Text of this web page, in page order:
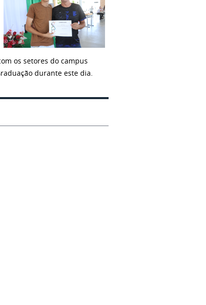
os setores do campus
durante este dia.